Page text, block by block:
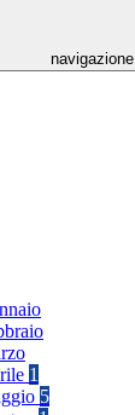
navigazione
1
5